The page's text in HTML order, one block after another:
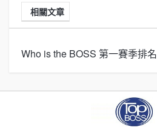
相關文章
Who is the BOSS 第一賽季排名